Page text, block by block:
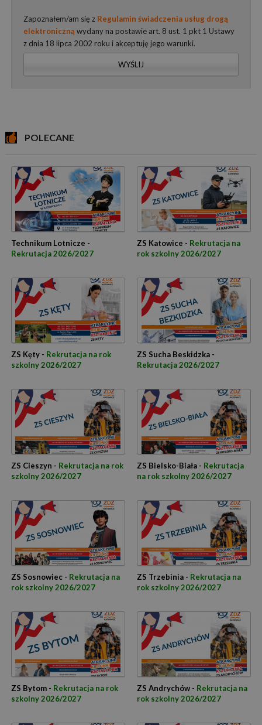
Zapoznałem/am się z Regulamin świadczenia usług drogą
elektroniczną wydany na postawie art. 8 ust. 1 pkt 1 Ustawy
z dnia 18 lipca 2002 roku i akceptuję jego warunki.
WYŚLIJ
POLECANE
Technikum Lotnicze -
Rekrutacja 2026/2027
ZS Katowice - Rekrutacja na
rok szkolny 2026/2027
ZS Kęty - Rekrutacja na rok
szkolny 2026/2027
ZS Sucha Beskidzka -
Rekrutacja 2026/2027
ZS Cieszyn - Rekrutacja na rok
szkolny 2026/2027
ZS Bielsko-Biała - Rekrutacja
na rok szkolny 2026/2027
ZS Sosnowiec - Rekrutacja na
rok szkolny 2026/2027
ZS Trzebinia - Rekrutacja na
rok szkolny 2026/2027
ZS Bytom - Rekrutacja na rok
szkolny 2026/2027
ZS Andrychów - Rekrutacja na
rok szkolny 2026/2027